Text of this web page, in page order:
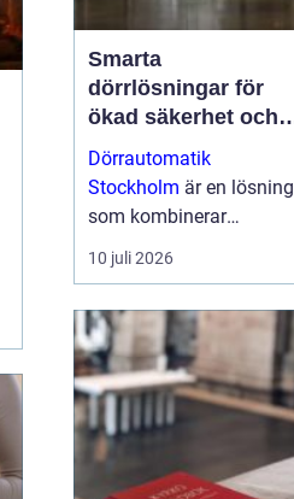
Smarta
dörrlösningar för
ökad säkerhet och
komfort
Dörrautomatik
Stockholm är en lösning
som kombinerar
komfort, säkerhet och
tillgänglighet i en och
att lå...
10 juli 2026